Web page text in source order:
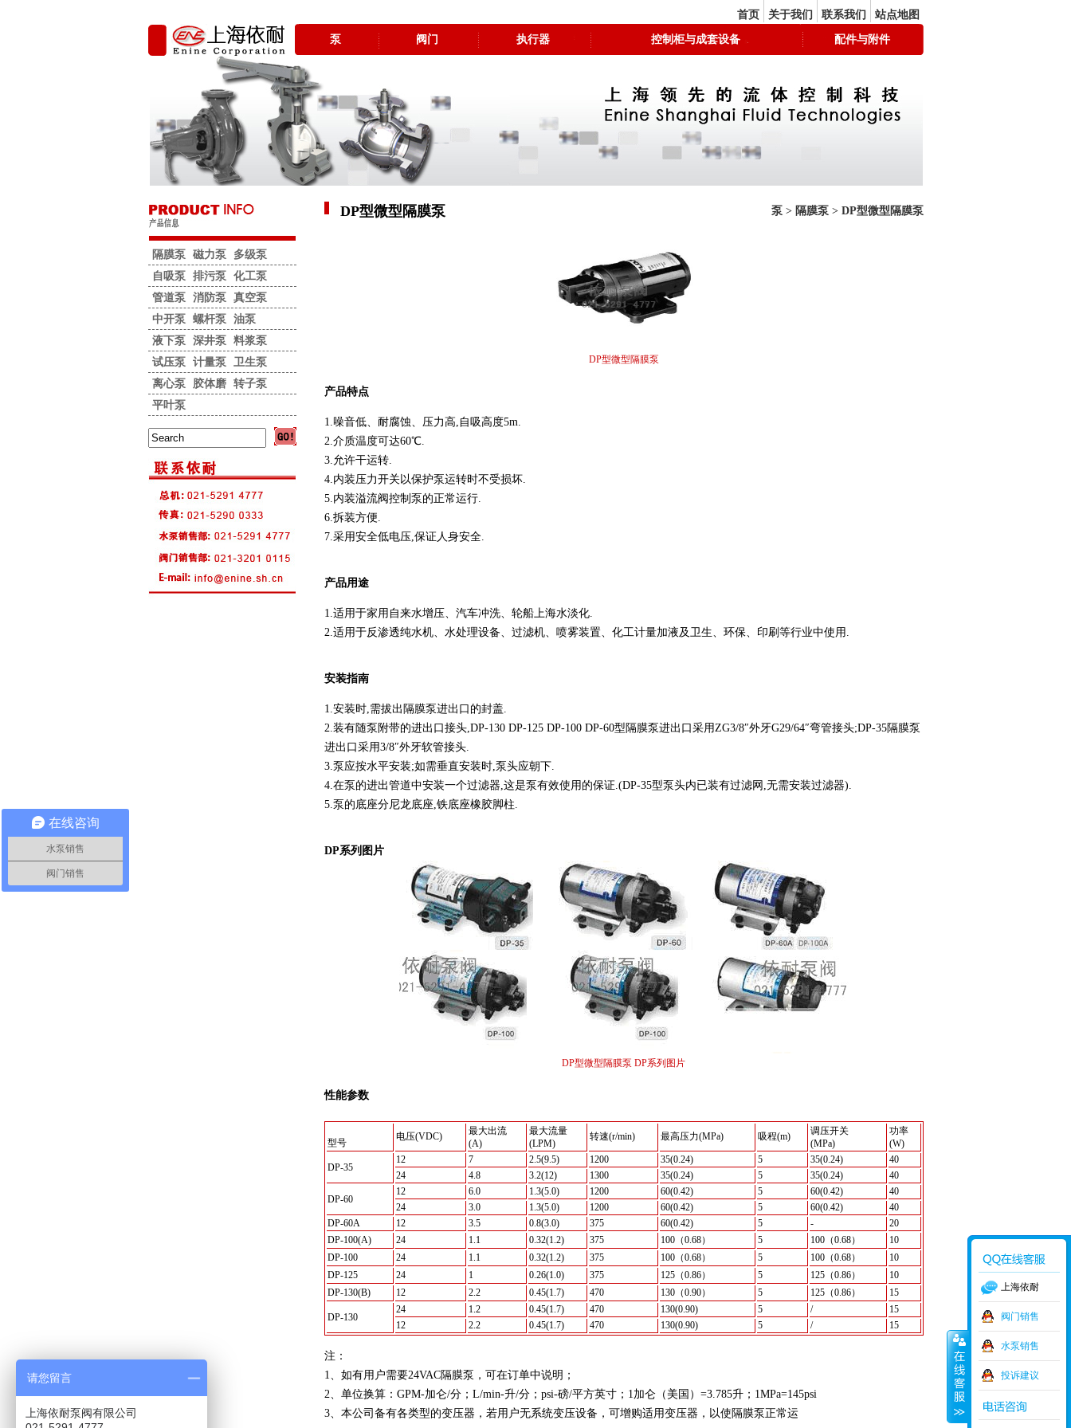
首页 关于我们 联系我们 站点地图
泵 阀门 执行器 控制柜与成套设备 配件与附件
泵> 隔膜泵> DP型微型隔膜泵
DP型微型隔膜泵
DP型微型隔膜泵
产品特点
1.噪音低、耐腐蚀、压力高,自吸高度5m.
2.介质温度可达60℃.
3.允许干运转.
4.内装压力开关以保护泵运转时不受损坏.
5.内装溢流阀控制泵的正常运行.
6.拆装方便.
7.采用安全低电压,保证人身安全.
产品用途
1.适用于家用自来水增压、汽车冲洗、轮船上海水淡化.
2.适用于反渗透纯水机、水处理设备、过滤机、喷雾装置、化工计量加液及卫生、环保、印刷等行业中使用.
安装指南
1.安装时,需拔出隔膜泵进出口的封盖.
2.装有随泵附带的进出口接头,DP-130 DP-125 DP-100 DP-60型隔膜泵进出口采用ZG3/8″外牙G29/64″弯管接头;DP-35隔膜泵
进出口采用3/8″外牙软管接头.
3.泵应按水平安装;如需垂直安装时,泵头应朝下.
4.在泵的进出管道中安装一个过滤器,这是泵有效使用的保证.(DP-35型泵头内已装有过滤网,无需安装过滤器).
5.泵的底座分尼龙底座,铁底座橡胶脚柱.
DP系列图片
DP型微型隔膜泵 DP系列图片
性能参数
型号
电压(VDC)
最大出流
(A)
最大流量
(LPM)
转速(r/min) 最高压力(MPa) 吸程(m)
调压开关
(MPa)
功率
(W)
DP-35
12 7 2.5(9.5) 1200 35(0.24) 5 35(0.24)
40
24
4.8 3.2(12) 1300 35(0.24) 5 35(0.24) 40
DP-60
12 6.0 1.3(5.0) 1200 60(0.42) 5 60(0.42)
40
24
3.0 1.3(5.0) 1200 60(0.42) 5 60(0.42)
40
DP-60A
12 3.5 0.8(3.0) 375 60(0.42) 5 -
20
DP-100(A)
24 1.1 0.32(1.2) 375 100（0.68） 5 100（0.68）
10
DP-100
24 1.1 0.32(1.2) 375 100（0.68） 5 100（0.68）
10
DP-125
24 1 0.26(1.0) 375 125（0.86） 5 125（0.86）
10
DP-130(B)
12 2.2 0.45(1.7) 470 130（0.90） 5 125（0.86） 15
DP-130
24 1.2 0.45(1.7) 470 130(0.90) 5 /
15
12
2.2 0.45(1.7) 470 130(0.90) 5 / 15
注：
1、如有用户需要24VAC隔膜泵，可在订单中说明；
2、单位换算：GPM-加仑/分；L/min-升/分；psi-磅/平方英寸；1加仑（美国）=3.785升；1MPa=145psi
3、本公司备有各类型的变压器，若用户无系统变压设备，可增购适用变压器，以使隔膜泵正常运
隔膜泵 磁力泵
多级泵
自吸泵
排污泵
化工泵
管道泵
消防泵
真空泵
中开泵
螺杆泵
油泵
液下泵
深井泵
料浆泵
试压泵
计量泵
卫生泵
离心泵
胶体磨
转子泵
平叶泵
上海依耐
阀门销售
水泵销售
投诉建议
在线咨询
水泵销售
阀门销售
请您留言
上海依耐泵阀有限公司